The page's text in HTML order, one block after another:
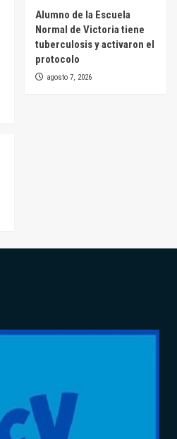
Alumno de la Escuela
Normal de Victoria tiene
tuberculosis y activaron el
protocolo
agosto 7, 2026